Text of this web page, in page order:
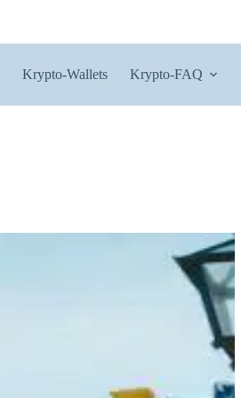
Krypto-Wallets Krypto-FAQ